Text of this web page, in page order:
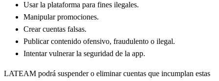
Usar la plataforma para fines ilegales.
Manipular promociones.
Crear cuentas falsas.
Publicar contenido ofensivo, fraudulento o ilegal.
Intentar vulnerar la seguridad de la app.
LATEAM podrá suspender o eliminar cuentas que incumplan estas